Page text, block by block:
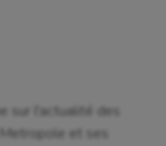
sur l'actualité des
et ses